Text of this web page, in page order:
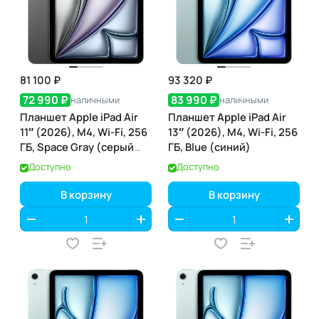
81 100 ₽
72 990 ₽ наличными
Планшет Apple iPad Air
11″ (2026), M4, Wi-Fi, 256
ГБ, Space Gray (серый
космос)
Доступно
В корзину
93 320 ₽
83 990 ₽ наличными
Планшет Apple iPad Air
13″ (2026), M4, Wi-Fi, 256
ГБ, Blue (синий)
Доступно
В корзину